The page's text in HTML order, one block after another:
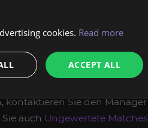
von Boosting-
Sie das Produkt oder die
kontaktieren Sie den Manager
auch Ungewertete Matches
cookies. Read more
ACCEPT ALL